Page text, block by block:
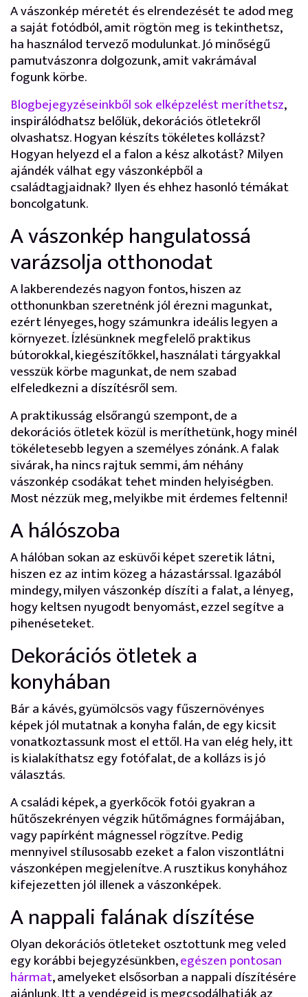
A vászonkép méretét és elrendezését te adod meg
a saját fotódból, amit rögtön meg is tekinthetsz,
ha használod tervező modulunkat. Jó minőségű
pamutvászonra dolgozunk, amit vakrámával
fogunk körbe.
Blogbejegyzéseinkből sok elképzelést meríthetsz,
inspirálódhatsz belőlük, dekorációs ötletekről
olvashatsz. Hogyan készíts tökéletes kollázst?
Hogyan helyezd el a falon a kész alkotást? Milyen
ajándék válhat egy vászonképből a
családtagjaidnak? Ilyen és ehhez hasonló témákat
boncolgatunk.
A vászonkép hangulatossá
varázsolja otthonodat
A lakberendezés nagyon fontos, hiszen az
otthonunkban szeretnénk jól érezni magunkat,
ezért lényeges, hogy számunkra ideális legyen a
környezet. Ízlésünknek megfelelő praktikus
bútorokkal, kiegészítőkkel, használati tárgyakkal
vesszük körbe magunkat, de nem szabad
elfeledkezni a díszítésről sem.
A praktikusság elsőrangú szempont, de a
dekorációs ötletek közül is meríthetünk, hogy minél
tökéletesebb legyen a személyes zónánk. A falak
sivárak, ha nincs rajtuk semmi, ám néhány
vászonkép csodákat tehet minden helyiségben.
Most nézzük meg, melyikbe mit érdemes feltenni!
A hálószoba
A hálóban sokan az esküvői képet szeretik látni,
hiszen ez az intim közeg a házastárssal. Igazából
mindegy, milyen vászonkép díszíti a falat, a lényeg,
hogy keltsen nyugodt benyomást, ezzel segítve a
pihenéseteket.
Dekorációs ötletek a
konyhában
Bár a kávés, gyümölcsös vagy fűszernövényes
képek jól mutatnak a konyha falán, de egy kicsit
vonatkoztassunk most el ettől. Ha van elég hely, itt
is kialakíthatsz egy fotófalat, de a kollázs is jó
választás.
A családi képek, a gyerkőcök fotói gyakran a
hűtőszekrényen végzik hűtőmágnes formájában,
vagy papírként mágnessel rögzítve. Pedig
mennyivel stílusosabb ezeket a falon viszontlátni
vászonképen megjelenítve. A rusztikus konyhához
kifejezetten jól illenek a vászonképek.
A nappali falának díszítése
Olyan dekorációs ötleteket osztottunk meg veled
egy korábbi bejegyzésünkben,egészen pontosan
hármat, amelyeket elsősorban a nappali díszítésére